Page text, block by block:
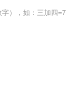
），如：三加四=7